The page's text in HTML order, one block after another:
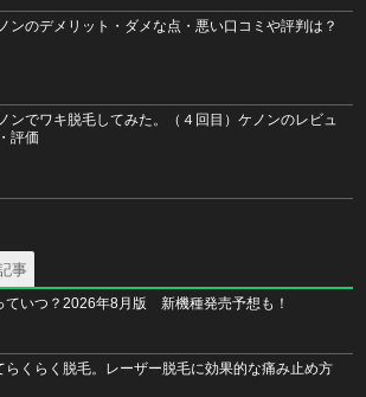
ンのデメリット・ダメな点・悪い口コミや評判は？
ンでワキ脱毛してみた。（４回目）ケノンのレビュ
評価
事
ていつ？2026年8月版 新機種発売予想も！
らくらく脱毛。レーザー脱毛に効果的な痛み止め方